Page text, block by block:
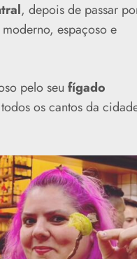
, depois de passar
espaçoso e
pelo seu fígado
os cantos da